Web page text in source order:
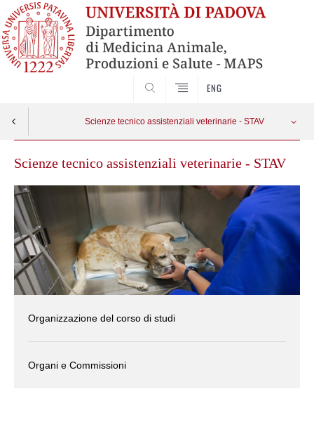
ENG
Scienze tecnico assistenziali veterinarie - STAV
Scienze tecnico assistenziali veterinarie - STAV
Organizzazione del corso di studi
Organi e Commissioni